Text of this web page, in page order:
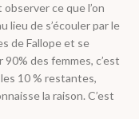
ce que l’on
lieu de s’écouler par le
de Fallope et se
des femmes, c’est
10 % restantes,
la raison. C’est